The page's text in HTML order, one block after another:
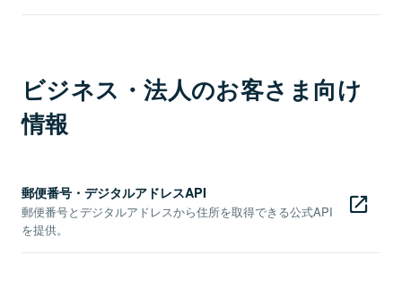
ビジネス・法人のお客さま向け
情報
郵便番号・デジタルアドレスAPI
郵便番号とデジタルアドレスから住所を取得できる公式API
を提供。